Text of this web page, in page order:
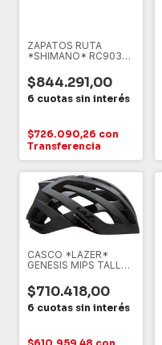
ZAPATOS RUTA
*SHIMANO* RC903
NEGRO
$844.291,00
$726.090,26 con
Transferencia
CASCO *LAZER*
GENESIS MIPS TALLE
$710.418,00